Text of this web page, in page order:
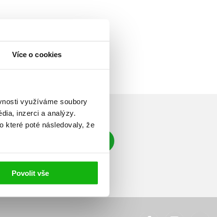
Více o cookies
využíváme soubory
inzerci a analýzy.
které poté následovaly, že
Povolit vše